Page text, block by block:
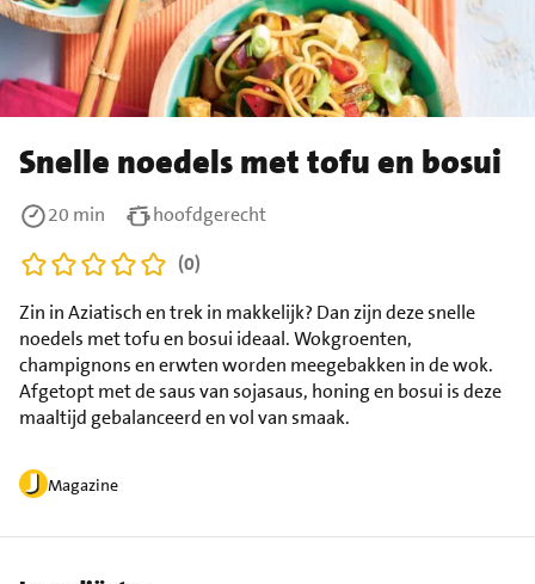
Snelle noedels met tofu en bosui
Magazine
Zin in Aziatisch en trek in makkelijk? Dan zijn deze snelle
noedels met tofu en bosui ideaal. Wokgroenten,
champignons en erwten worden meegebakken in de wok.
Afgetopt met de saus van sojasaus, honing en bosui is deze
maaltijd gebalanceerd en vol van smaak.
20 min
hoofdgerecht
(0)